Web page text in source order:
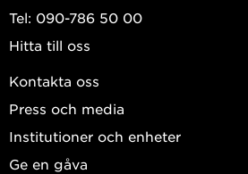
Tel: 090-786 50 00
Hitta till oss
Kontakta oss
Press och media
Institutioner och enheter
Ge en gåva